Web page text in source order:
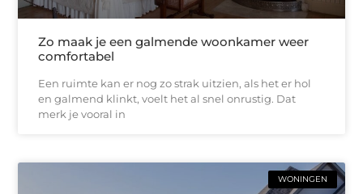
Zo maak je een galmende woonkamer weer
comfortabel
Een ruimte kan er nog zo strak uitzien, als het er hol
en galmend klinkt, voelt het al snel onrustig. Dat
merk je vooral in
WONINGEN